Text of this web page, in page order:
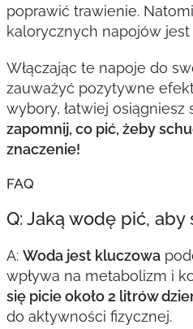
poprawić trawienie.
kalorycznych napojów
Włączając te napoje do
zauważyć pozytywne
wybory, łatwiej osiągniesz
zapomnij, co pić, żeby
znaczenie!
FAQ
Q: Jaką wodę pić, aby
A: Woda jest kluczowa
wpływa na metabolizm i
się picie około 2 litrów
do aktywności fizycznej.